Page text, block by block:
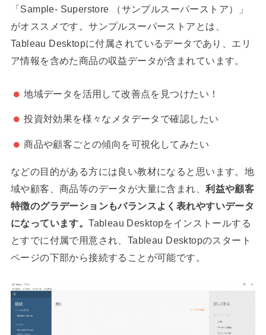
「Sample- Superstore （サンプルスーパーストア）」
がオススメです。サンプルスーパーストアとは、
Tableau Desktopに付属されているデータであり、エリ
ア情報を含めた商品の収益データが含まれています。
地域データを活用して改善点を見つけたい！
投資対効果を様々なメタデータで確認したい
商品や顧客ごとの傾向を可視化してみたい
などの目的がある方には良い教材になると思います。地
域や顧客、商品等のデータが大量に含まれ、利益や顧客
特徴のグラデーションもバランスよく表れやすいデータ
になっています。Tableau Desktopをインストールする
とすでに付属で用意され、Tableau Desktopのスタート
ページの下部から接続することが可能です。